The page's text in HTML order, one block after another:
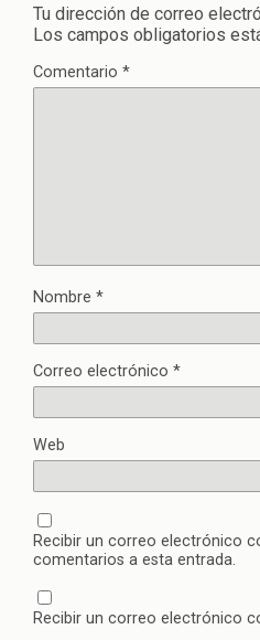
Tu dirección de correo
Los campos obligatorios
Comentario *
Nombre *
Correo electrónico *
Web
Recibir un correo electrónico
comentarios a esta entrada.
Recibir un correo electrónico